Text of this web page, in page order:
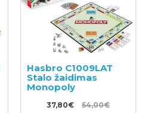
Hasbro C1009LAT
Stalo žaidimas
Monopoly
37,80€ 54,00€